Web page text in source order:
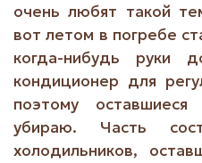
очень любят такой
вот летом в погребе
когда-нибудь руки
кондиционер для
поэтому
убираю. Часть
холодильников,